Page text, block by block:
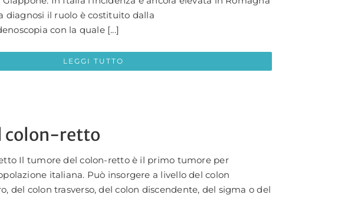
diagnosi il ruolo è costituito dalla
con la quale [...]
LEGGI TUTTO
colon-retto
Il tumore del colon-retto è il primo tumore per
italiana. Può insorgere a livello del colon
del colon trasverso, del colon discendente, del sigma o del